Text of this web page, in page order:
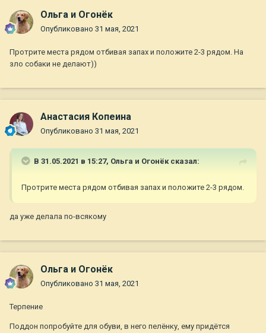
Ольга и Огонёк
Опубликовано 31 мая, 2021
Протрите места рядом отбивая запах и положите 2-3 рядом. На
зло собаки не делают))
Анастасия Копеина
Опубликовано 31 мая, 2021
В 31.05.2021 в 15:27, Ольга и Огонёксказал:
Протрите места рядом отбивая запах и положите 2-3 рядом.
да уже делала по-всякому
Ольга и Огонёк
Опубликовано 31 мая, 2021
Терпение
Поддон попробуйте для обуви, в него пелёнку, ему придётся